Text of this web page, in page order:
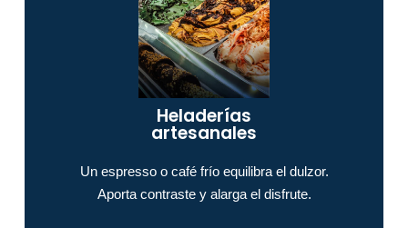
Heladerías
artesanales
Un espresso o café frío equilibra el dulzor.
Aporta contraste y alarga el disfrute.